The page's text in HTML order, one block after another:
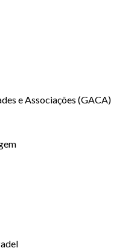
e Associações (GACA)